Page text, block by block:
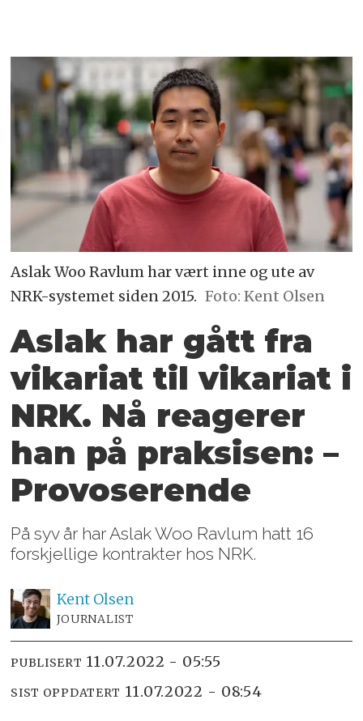
Aslak Woo Ravlum har vært inne og ute av
NRK-systemet siden 2015. Foto: Kent Olsen
Aslak har gått fra
vikariat til vikariat i
NRK. Nå reagerer
han på praksisen: –
Provoserende
På syv år har Aslak Woo Ravlum hatt 16
forskjellige kontrakter hos NRK.
Kent Olsen
JOURNALIST
PUBLISERT 11.07.2022 - 05:55
SIST OPPDATERT 11.07.2022 - 08:54